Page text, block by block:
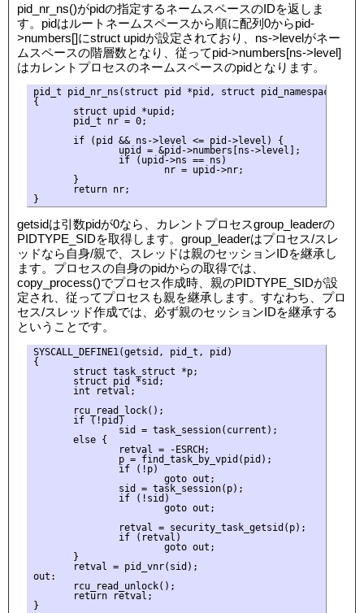
pid_nr_ns()がpidの指定するネームスペースのIDを返しま
す。pidはルートネームスペースから順に配列0からpid-
>numbers[]にstruct upidが設定されており、ns->levelがネー
ムスペースの階層数となり、従ってpid->numbers[ns->level]
はカレントプロセスのネームスペースのpidとなります。
pid_t pid_nr_ns(struct pid *pid, struct pid_namespace *ns)
{
       struct upid *upid;
       pid_t nr = 0;
       if (pid && ns->level <= pid->level) {
               upid = &pid->numbers[ns->level];
               if (upid->ns == ns)
                       nr = upid->nr;
       }
       return nr;
getsidは引数pidが0なら、カレントプロセスgroup_leaderの
PIDTYPE_SIDを取得します。group_leaderはプロセス/スレ
ッドなら自身/親で、スレッドは親のセッションIDを継承し
ます。プロセスの自身のpidからの取得では、
copy_process()でプロセス作成時、親のPIDTYPE_SIDが設
定され、従ってプロセスも親を継承します。すなわち、プロ
セス/スレッド作成では、必ず親のセッションIDを継承する
ということです。
SYSCALL_DEFINE1(getsid, pid_t, pid)
{
       struct task_struct *p;
       struct pid *sid;
       int retval;
       rcu_read_lock();
       if (!pid)
               sid = task_session(current);
       else {
               retval = -ESRCH;
               p = find_task_by_vpid(pid);
               if (!p)
                       goto out;
               sid = task_session(p);
               if (!sid)
                       goto out;
               retval = security_task_getsid(p);
               if (retval)
                       goto out;
       }
       retval = pid_vnr(sid);
out:
       rcu_read_unlock();
       return retval;
}